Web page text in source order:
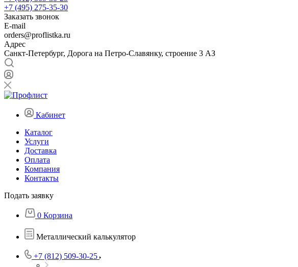
+7 (495) 275-35-30
Заказать звонок
E-mail
orders@proflistka.ru
Адрес
Санкт-Петербург, Дорога на Петро-Славянку, строение 3 АЗ
Кабинет
Каталог
Услуги
Доставка
Оплата
Компания
Контакты
Подать заявку
0 Корзина
Металлический калькулятор
+7 (812) 509-30-25